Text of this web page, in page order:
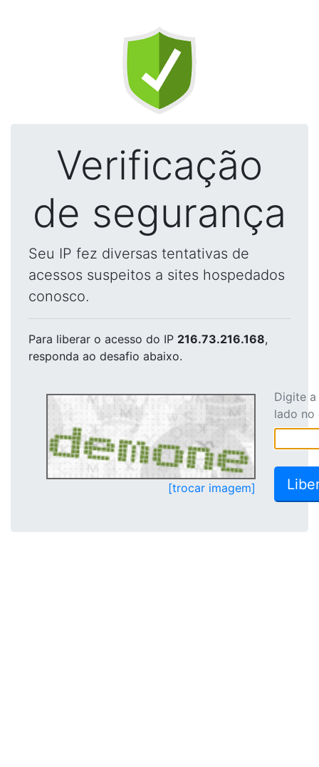
Verificação
de segurança
Seu IP fez diversas tentativas de
acessos suspeitos a sites hospedados
conosco.
Para liberar o acesso do IP 216.73.216.168,
responda ao desafio abaixo.
[trocar imagem]
Digite
lado no